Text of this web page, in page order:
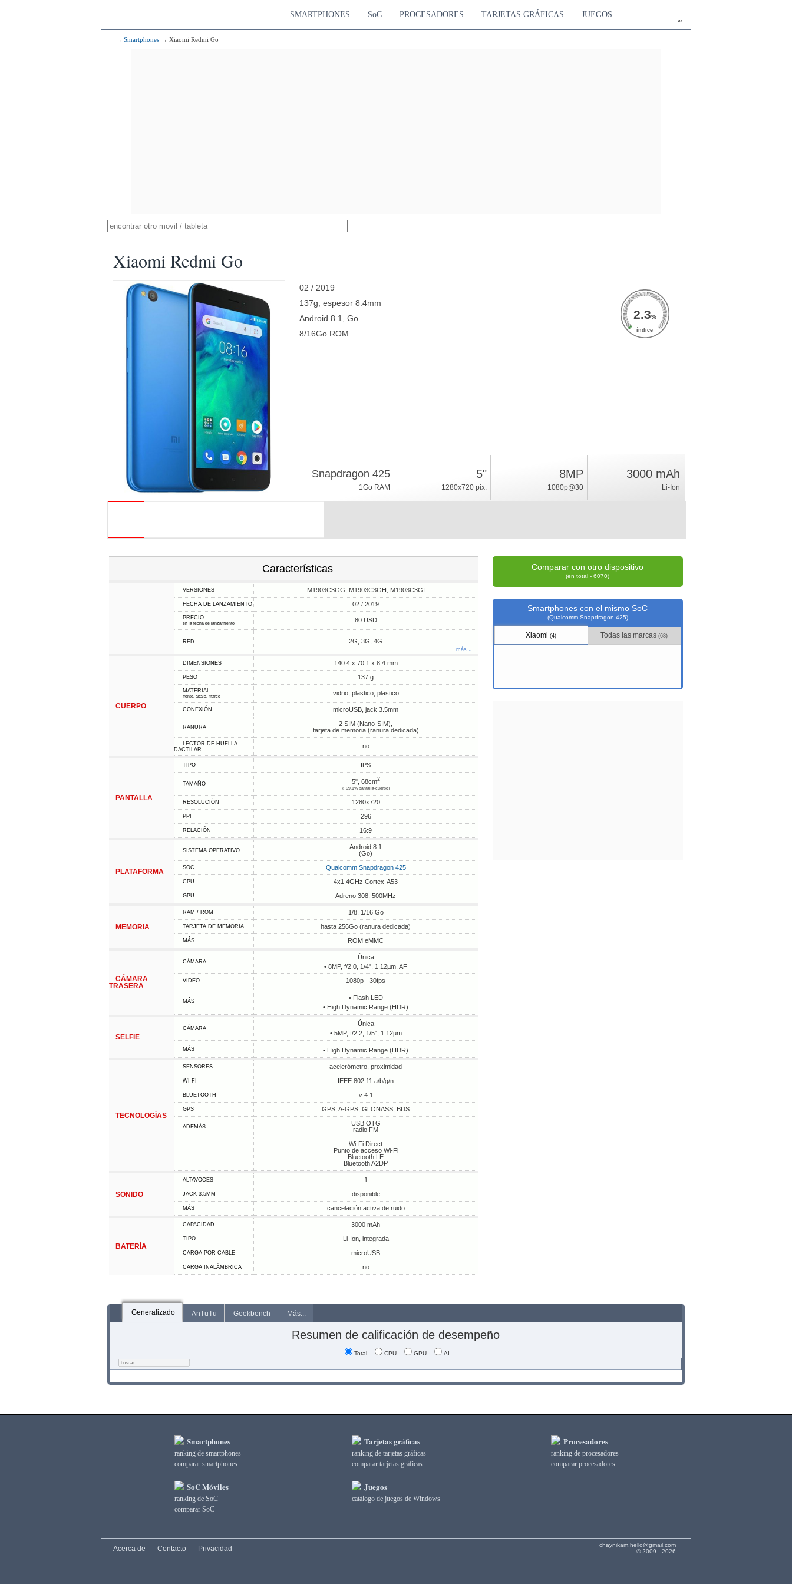
es
SMARTPHONES SoC PROCESADORES TARJETAS GRÁFICAS JUEGOS
→ Smartphones → Xiaomi Redmi Go
Xiaomi Redmi Go
02 / 2019
137g, espesor 8.4mm
Android 8.1, Go
8/16Go ROM
2.3%
índice
Snapdragon 425
1Go RAM
5"
1280x720 pix.
8MP
1080p@30
3000 mAh
Li-Ion
Características
VERSIONES M1903C3GG, M1903C3GH, M1903C3GI
FECHA DE LANZAMIENTO 02 / 2019
PRECIO
en la fecha de lanzamiento 80 USD
RED 2G, 3G, 4G
más ↓
CUERPO
DIMENSIONES 140.4 x 70.1 x 8.4 mm
PESO 137 g
MATERIAL
frente, abajo, marco vidrio, plastico, plastico
CONEXIÓN microUSB, jack 3.5mm
RANURA
2 SIM (Nano-SIM),
tarjeta de memoria (ranura dedicada)
LECTOR DE HUELLA
DACTILAR
no
PANTALLA
TIPO IPS
TAMAÑO 5", 68cm2
(~69.1% pantalla-cuerpo)
RESOLUCIÓN 1280x720
PPI 296
RELACIÓN 16:9
PLATAFORMA
SISTEMA OPERATIVO
Android 8.1
(Go)
SOC Qualcomm Snapdragon 425
CPU 4x1.4GHz Cortex-A53
GPU Adreno 308, 500MHz
MEMORIA
RAM / ROM 1/8, 1/16 Go
TARJETA DE MEMORIA hasta 256Go (ranura dedicada)
MÁS ROM eMMC
CÁMARA
TRASERA
CÁMARA
Única
• 8MP, f/2.0, 1/4", 1.12µm, AF
VIDEO 1080p - 30fps
MÁS
• Flash LED
• High Dynamic Range (HDR)
SELFIE
CÁMARA
Única
• 5MP, f/2.2, 1/5", 1.12µm
MÁS • High Dynamic Range (HDR)
TECNOLOGÍAS
SENSORES acelerómetro, proximidad
WI-FI IEEE 802.11 a/b/g/n
BLUETOOTH v 4.1
GPS GPS, A-GPS, GLONASS, BDS
ADEMÁS
USB OTG
radio FM
Wi-Fi Direct
Punto de acceso Wi-Fi
Bluetooth LE
Bluetooth A2DP
SONIDO
ALTAVOCES 1
JACK 3,5MM disponible
MÁS cancelación activa de ruido
BATERÍA
CAPACIDAD 3000 mAh
TIPO Li-Ion, integrada
CARGA POR CABLE microUSB
CARGA INALÁMBRICA no
Comparar con otro dispositivo
(en total - 6070)
Smartphones con el mismo SoC
(Qualcomm Snapdragon 425)
Xiaomi(4) Todas las marcas(68)
Generalizado AnTuTu Geekbench Más...
Resumen de calificación de desempeño
Total CPU GPU AI
Smartphones
ranking de smartphones
comparar smartphones
SoC Móviles
ranking de SoC
comparar SoC
Tarjetas gráficas
ranking de tarjetas gráficas
comparar tarjetas gráficas
Juegos
catálogo de juegos de Windows
Procesadores
ranking de procesadores
comparar procesadores
chaynikam.hello@gmail.com
© 2009 - 2026
Acerca de Contacto Privacidad